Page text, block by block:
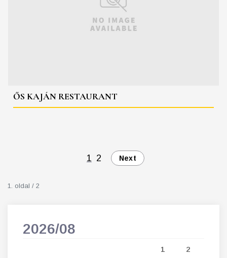
ŐS KAJÁN RESTAURANT
1 2 Next
1. oldal / 2
2026/08
1 2